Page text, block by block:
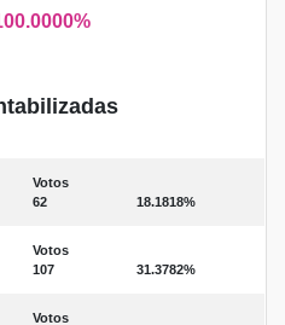
Votos
62
18.1818%
Votos
107
31.3782%
Votos